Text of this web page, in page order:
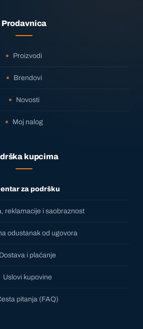
Prodavnica
Proizvodi
Brendovi
Novosti
Moj nalog
kupcima
za podršku
reklamacije i saobraznost
odustanak od ugovora
Dostava i plaćanje
Uslovi kupovine
pitanja (FAQ)